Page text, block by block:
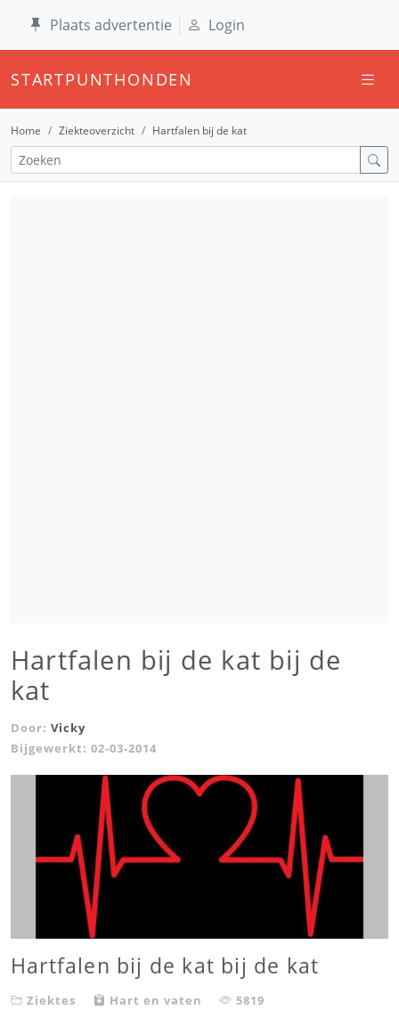
Plaats advertentie Login
STARTPUNTHONDEN
Home Ziekteoverzicht Hartfalen bij de kat
Hartfalen bij de kat bij de
kat
Door: Vicky
Bijgewerkt: 02-03-2014
Hartfalen bij de kat bij de kat
Ziektes Hart en vaten 5819